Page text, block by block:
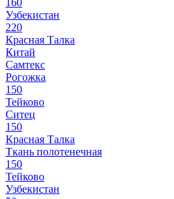
160
Узбекистан
220
Красная Талка
Китай
Самтекс
Рогожка
150
Тейково
Ситец
150
Красная Талка
Ткань полотенечная
150
Тейково
Узбекистан